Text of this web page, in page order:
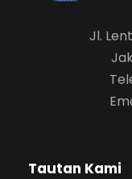
Jl.
Tautan Kami